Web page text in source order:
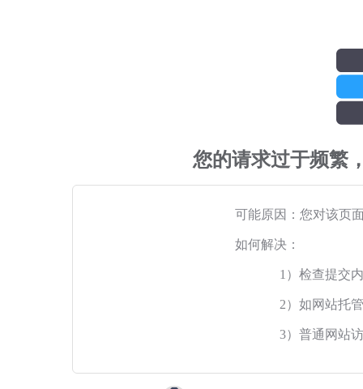
您的请求过于频繁
可能原因：您对该页
如何解决：
1）检查提交
2）如网站托
3）普通网站